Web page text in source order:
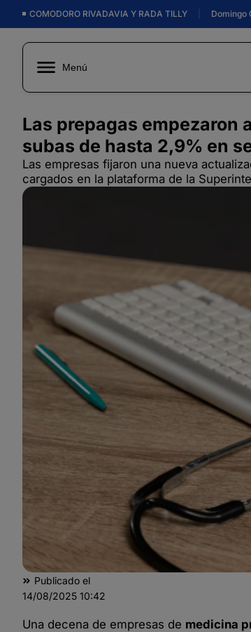
COMODORO RIVADAVIA Y RADA TILLY Domingo
Menú
Las prepagas empezaron
subas de hasta 2,9% en
Las empresas fijaron una nueva
cargados en la plataforma de la
Publicado el
14/08/2025 10:42
Una decena de empresas de medicina